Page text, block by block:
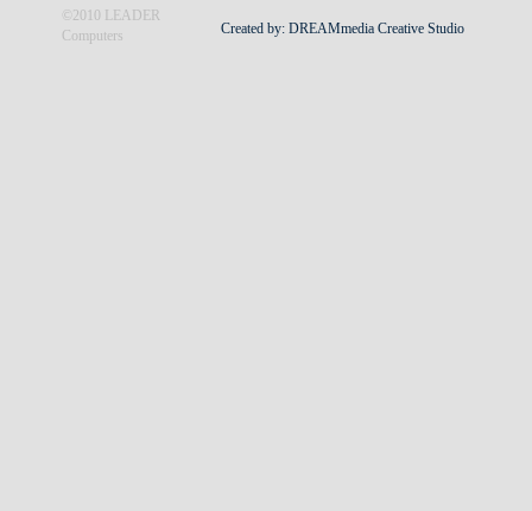
Created by: DREAMmedia Creative Studio
©2010 LEADER
Computers